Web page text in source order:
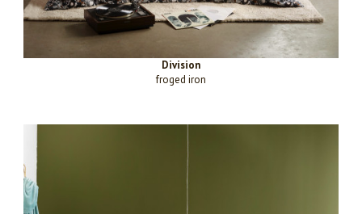
Division
froged iron